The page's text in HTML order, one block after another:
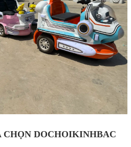
DOCHOIKINHBAC